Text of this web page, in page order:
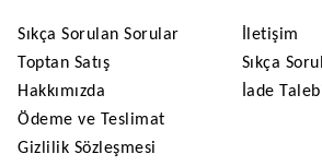
Sıkça Sorulan Sorular
Toptan Satış
Hakkımızda
Ödeme ve Teslimat
Gizlilik Sözleşmesi
İletişim
Sıkça
İade